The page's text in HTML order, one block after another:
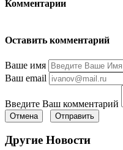
Комментарии
Оставить комментарий
Ваше имя
Ваш email
Введите Ваш комментарий
Отмена Отправить
Другие Новости